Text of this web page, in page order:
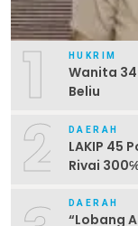
1 HUKRIM
Wanita
Beliu
2 DAERAH
LAKIP 45
Rivai
DAERAH
“Lobang